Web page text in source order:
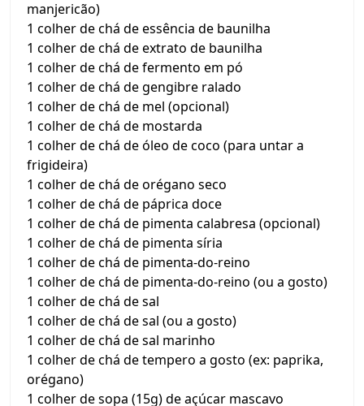
manjericão)
1 colher de chá de essência de baunilha
1 colher de chá de extrato de baunilha
1 colher de chá de fermento em pó
1 colher de chá de gengibre ralado
1 colher de chá de mel (opcional)
1 colher de chá de mostarda
1 colher de chá de óleo de coco (para untar a
frigideira)
1 colher de chá de orégano seco
1 colher de chá de páprica doce
1 colher de chá de pimenta calabresa (opcional)
1 colher de chá de pimenta síria
1 colher de chá de pimenta-do-reino
1 colher de chá de pimenta-do-reino (ou a gosto)
1 colher de chá de sal
1 colher de chá de sal (ou a gosto)
1 colher de chá de sal marinho
1 colher de chá de tempero a gosto (ex: paprika,
orégano)
1 colher de sopa (15g) de açúcar mascavo